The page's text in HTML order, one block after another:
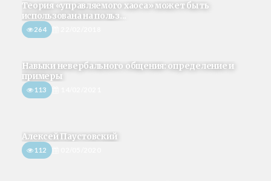
Теория «управляемого хаоса» может быть
использована на польз...
264
Навыки невербального общения: определение и
примеры
113
Алексей Паустовский
112